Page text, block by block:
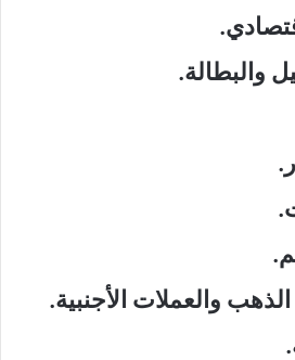
والبطالة.
والعملات الأجنبية.